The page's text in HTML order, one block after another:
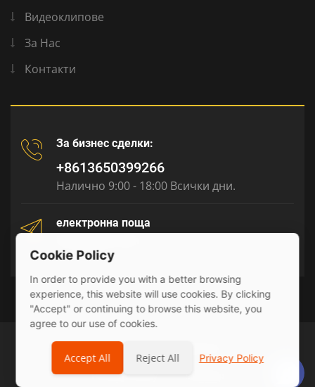
Видеоклипове
За Нас
Контакти
За бизнес сделки:
+8613650399266
Налично 9:00 - 18:00 Всички дни.
електронна поща
© 2026 Julyr Industrial Ltd
Privacy Policy
Cookie Policy
In order to provide you with a better browsing
experience, this website will use cookies. By clicking
"Accept" or continuing to browse this website, you
agree to our use of cookies.
Accept All Reject All Privacy Policy